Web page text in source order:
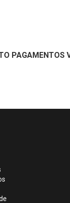
PAGAMENTOS